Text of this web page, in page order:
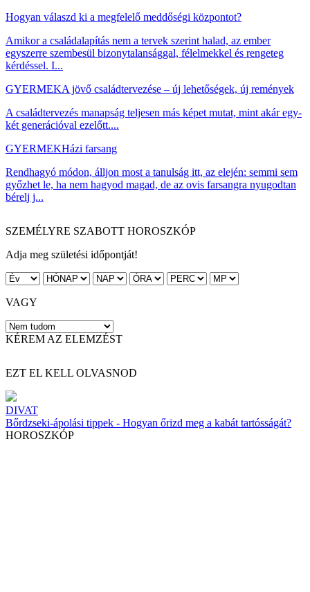
Hogyan válaszd ki a megfelelő meddőségi központot?
Amikor a családalapítás nem a tervek szerint halad, az ember
egyszerre szembesül bizonytalansággal, félelmekkel és rengeteg
kérdéssel. I...
GYERMEKA jövő családtervezése – új lehetőségek, új remények
A családtervezés manapság teljesen más képet mutat, mint akár egy-
két generációval ezelőtt....
GYERMEKHázi farsang
Rendhagyó módon, álljon most a tanulság itt, az elején: semmi sem
győzhet le, ha nem hagyod magad, de az ovis farsangra nyugodtan
bérelj j...
SZEMÉLYRE SZABOTT HOROSZKÓP
Adja meg születési időpontját!
VAGY
KÉREM AZ ELEMZÉST
EZT EL KELL OLVASNOD
DIVAT
Bőrdzseki-ápolási tippek - Hogyan őrizd meg a kabát tartósságát?
HOROSZKÓP